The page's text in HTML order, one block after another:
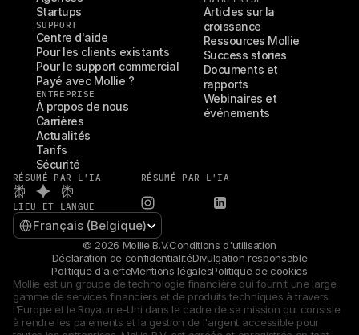
Startups
SUPPORT
Centre d'aide
Pour les clients existants
Pour le support commercial
Payé avec Mollie ?
ENTREPRISE
À propos de nous
Carrières
Actualités
Tarifs
Sécurité
Articles sur la
croissance
Ressources Mollie
Success stories
Documents et
rapports
Webinaires et
événements
RÉSUMÉ PAR L'IA RÉSUMÉ PAR L'IA
LIEU ET LANGUE
Select Language
Français (Belgique)
© 2026 Mollie B.V.Conditions d'utilisation
Déclaration de confidentialitéDivulgation responsable
Politique d'alerteMentions légalesPolitique de cookies
Mollie est un groupe de technologie financière qui fournit une large
gamme de services financiers et de produits techniques à travers
l'Europe et le Royaume-Uni dans le cadre de sa mission qui consiste
à rendre les paiements et la gestion de l'argent accessible pour